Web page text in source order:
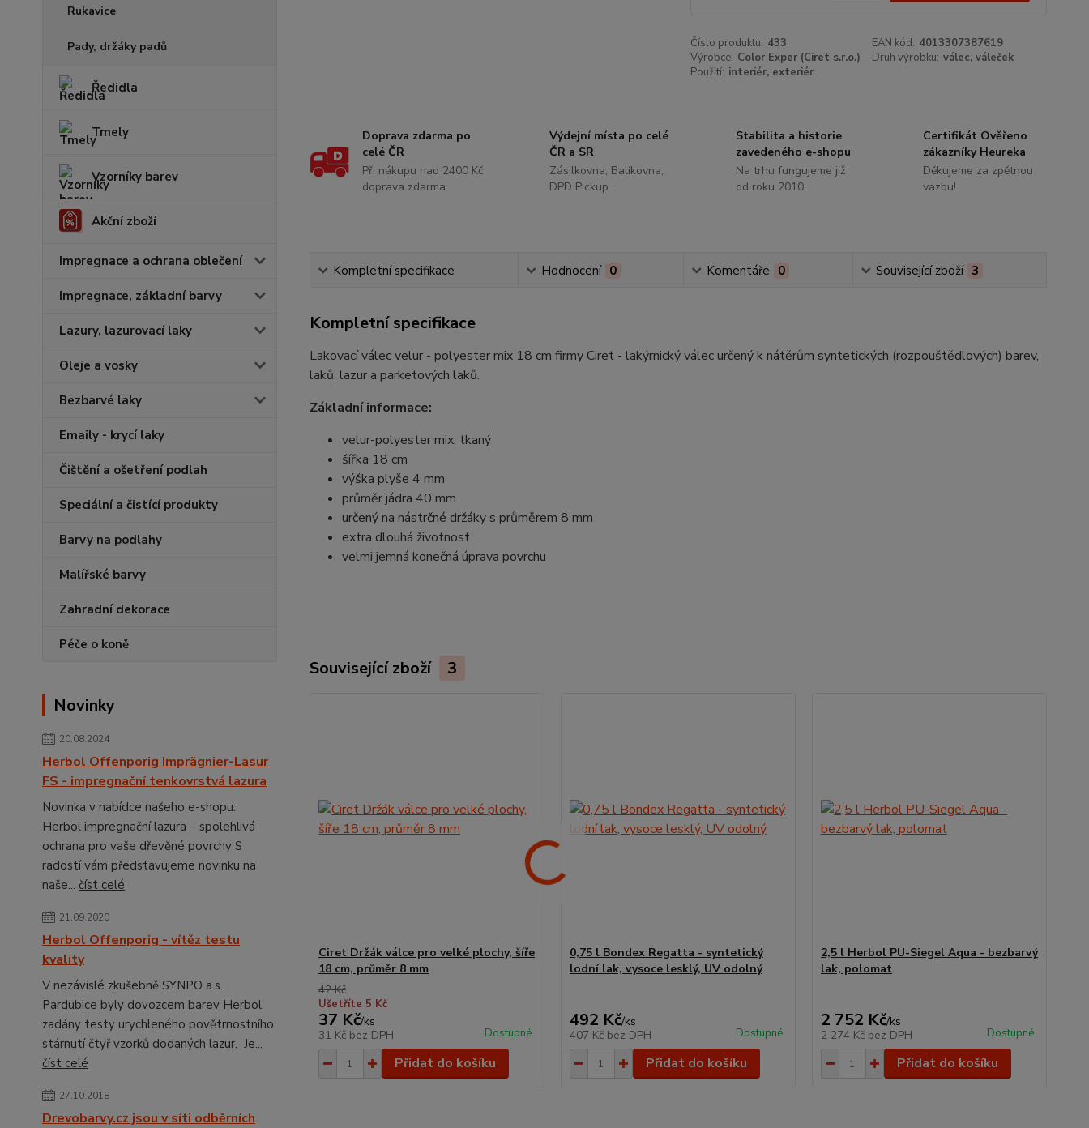
Rukavice
Pady, držáky padů
Ředidla
Tmely
Vzorníky barev
Akční zboží
Impregnace a ochrana oblečení
Impregnace, základní barvy
Lazury, lazurovací laky
Oleje a vosky
Bezbarvé laky
Emaily - krycí laky
Čištění a ošetření podlah
Speciální a čistící produkty
Barvy na podlahy
Malířské barvy
Zahradní dekorace
Péče o koně
Novinky
20.08.2024
Herbol Offenporig Imprägnier-Lasur
FS - impregnační tenkovrstvá lazura
Novinka v nabídce našeho e-shopu:
Herbol impregnační lazura – spolehlivá
ochrana pro vaše dřevěné povrchy S
radostí vám představujeme novinku na
naše... číst celé
21.09.2020
Herbol Offenporig - vítěz testu
kvality
V nezávislé zkušebně SYNPO a.s.
Pardubice byly dovozcem barev Herbol
zadány testy urychleného povětrnostního
stárnutí čtyř vzorků dodaných lazur. Je...
číst celé
27.10.2018
Drevobarvy.cz jsou v síti odběrních
Číslo produktu: 433 EAN kód: 4013307387619
Výrobce: Color Exper (Ciret s.r.o.) Druh výrobku: válec, váleček
Použití: interiér, exteriér
Doprava zdarma po
celé ČR
Při nákupu nad 2400 Kč
doprava zdarma.
Výdejní místa po celé
ČR a SR
Zásilkovna, Balíkovna,
DPD Pickup.
Stabilita a historie
zavedeného e-shopu
Na trhu fungujeme již
od roku 2010.
Certifikát Ověřeno
zákazníky Heureka
Děkujeme za zpětnou
vazbu!
Kompletní specifikace Hodnocení 0 Komentáře 0 Související zboží 3
Kompletní specifikace
Lakovací válec velur - polyester mix 18 cm firmy Ciret - lakýrnický válec určený k nátěrům syntetických (rozpouštědlových) barev,
laků, lazur a parketových laků.
Základní informace:
velur-polyester mix, tkaný
šířka 18 cm
výška plyše 4 mm
průměr jádra 40 mm
určený na nástrčné držáky s průměrem 8 mm
extra dlouhá životnost
velmi jemná konečná úprava povrchu
Související zboží 3
Ciret Držák válce pro velké plochy, šíře
18 cm, průměr 8 mm
42 Kč
Ušetříte 5 Kč
37 Kč/ks
31 Kč bez DPH Dostupné
Přidat do košíku
0,75 l Bondex Regatta - syntetický
lodní lak, vysoce lesklý, UV odolný
492 Kč/ks
407 Kč bez DPH Dostupné
Přidat do košíku
2,5 l Herbol PU-Siegel Aqua - bezbarvý
lak, polomat
2 752 Kč/ks
2 274 Kč bez DPH Dostupné
Přidat do košíku